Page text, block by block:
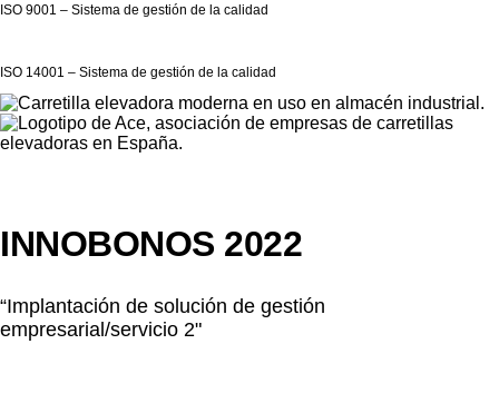
ISO 9001 – Sistema de gestión de la calidad
ISO 14001 – Sistema de gestión de la calidad
INNOBONOS 2022
“Implantación de solución de gestión
empresarial/servicio 2"